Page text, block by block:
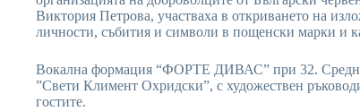
Виктория Петрова, участваха в откриването на
личности, събития и символи в пощенски марки и
Вокална формация “ФОРТЕ ДИВАС” при 32.
”Свети Климент Охридски”, с художествен
гостите.